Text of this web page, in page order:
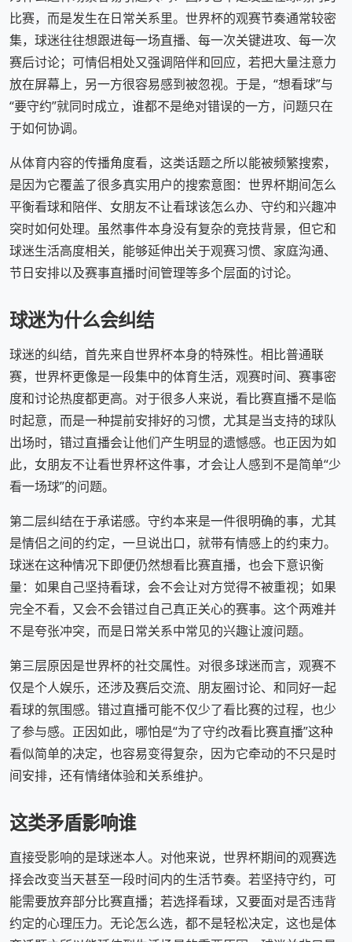
比赛，而是发生在日常关系里。世界杯的观赛节奏通常较密
集，球迷往往想跟进每一场直播、每一次关键进攻、每一次
赛后讨论；可情侣相处又强调陪伴和回应，若把大量注意力
放在屏幕上，另一方很容易感到被忽视。于是，“想看球”与
“要守约”就同时成立，谁都不是绝对错误的一方，问题只在
于如何协调。
从体育内容的传播角度看，这类话题之所以能被频繁搜索，
是因为它覆盖了很多真实用户的搜索意图：世界杯期间怎么
平衡看球和陪伴、女朋友不让看球该怎么办、守约和兴趣冲
突时如何处理。虽然事件本身没有复杂的竞技背景，但它和
球迷生活高度相关，能够延伸出关于观赛习惯、家庭沟通、
节日安排以及赛事直播时间管理等多个层面的讨论。
球迷为什么会纠结
球迷的纠结，首先来自世界杯本身的特殊性。相比普通联
赛，世界杯更像是一段集中的体育生活，观赛时间、赛事密
度和讨论热度都更高。对于很多人来说，看比赛直播不是临
时起意，而是一种提前安排好的习惯，尤其是当支持的球队
出场时，错过直播会让他们产生明显的遗憾感。也正因为如
此，女朋友不让看世界杯这件事，才会让人感到不是简单“少
看一场球”的问题。
第二层纠结在于承诺感。守约本来是一件很明确的事，尤其
是情侣之间的约定，一旦说出口，就带有情感上的约束力。
球迷在这种情况下即便仍然想看比赛直播，也会下意识衡
量：如果自己坚持看球，会不会让对方觉得不被重视；如果
完全不看，又会不会错过自己真正关心的赛事。这个两难并
不是夸张冲突，而是日常关系中常见的兴趣让渡问题。
第三层原因是世界杯的社交属性。对很多球迷而言，观赛不
仅是个人娱乐，还涉及赛后交流、朋友圈讨论、和同好一起
看球的氛围感。错过直播可能不仅少了看比赛的过程，也少
了参与感。正因如此，哪怕是“为了守约改看比赛直播”这种
看似简单的决定，也容易变得复杂，因为它牵动的不只是时
间安排，还有情绪体验和关系维护。
这类矛盾影响谁
直接受影响的是球迷本人。对他来说，世界杯期间的观赛选
择会改变当天甚至一段时间内的生活节奏。若坚持守约，可
能需要放弃部分比赛直播；若选择看球，又要面对是否违背
约定的心理压力。无论怎么选，都不是轻松决定，这也是体